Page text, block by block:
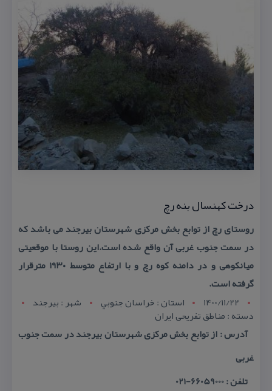
درخت كهنسال بنه رچ
روستای رچ از توابع بخش مركزی شهرستان بیرجند می باشد كه
در سمت جنوب غربی آن واقع شده است.این روستا با موقعیتی
میانكوهی و در دامنه كوه رچ و با ارتفاع متوسط ۱۹۳۰ مترقرار
گرفته است.
1400/11/22
استان : خراسان جنوبي شهر : بيرجند
دسته : مناطق تفریحی ایران
آدرس : از توابع بخش مركزی شهرستان بیرجند در سمت جنوب
غربی
تلفن : 66059000-021